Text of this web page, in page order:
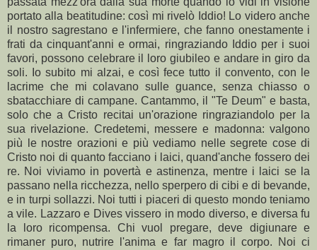
portato alla beatitudine: così mi rivelò Iddio! Lo videro anche
il nostro sagrestano e l'infermiere, che fanno onestamente i
frati da cinquant'anni e ormai, ringraziando Iddio per i suoi
favori, possono celebrare il loro giubileo e andare in giro da
soli. Io subito mi alzai, e così fece tutto il convento, con le
lacrime che mi colavano sulle guance, senza chiasso o
sbatacchiare di campane. Cantammo, il "Te Deum" e basta,
solo che a Cristo recitai un'orazione ringraziandolo per la
sua rivelazione. Credetemi, messere e madonna: valgono
più le nostre orazioni e più vediamo nelle segrete cose di
Cristo noi di quanto facciano i laici, quand'anche fossero dei
re. Noi viviamo in povertà e astinenza, mentre i laici se la
passano nella ricchezza, nello sperpero di cibi e di bevande,
e in turpi sollazzi. Noi tutti i piaceri di questo mondo teniamo
a vile. Lazzaro e Dives vissero in modo diverso, e diversa fu
la loro ricompensa. Chi vuol pregare, deve digiunare e
rimaner puro, nutrire l'anima e far magro il corpo. Noi ci